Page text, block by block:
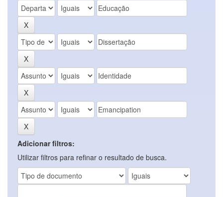
Adicionar filtros:
Utilizar filtros para refinar o resultado de busca.